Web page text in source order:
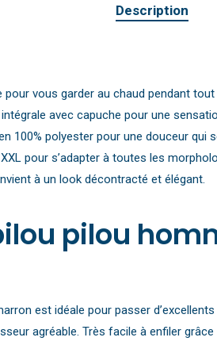
Description
pour vous garder au chaud pendant tout
avec capuche pour une
100% polyester pour une douceur qui
pour s’adapter à toutes les
à un look décontracté et élégant.
pilou
est idéale pour passer
agréable. Très facile à enfiler